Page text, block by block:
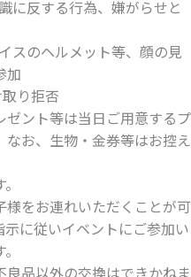
に反する行為、嫌がらせと
スのヘルメット等、顔の見
加
り拒否
ゼント等は当日ご用意するプ
お、生物・金券等はお控え
様をお連れいただくことが可
に従いイベントにご参加い
良品以外の交換はできかねま